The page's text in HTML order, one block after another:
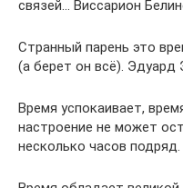
связей… Виссарион
Странный парень это
(а берет он всё). Эдуард
Время успокаивает,
настроение не может
несколько часов